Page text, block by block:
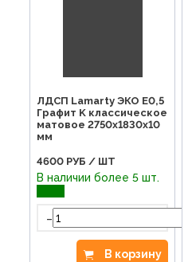
ЛДСП Lamarty ЭКО E0,5
Графит K классическое
матовое 2750х1830х10
мм
4600 РУБ / ШТ
В наличии более 5 шт.
-
В корзину